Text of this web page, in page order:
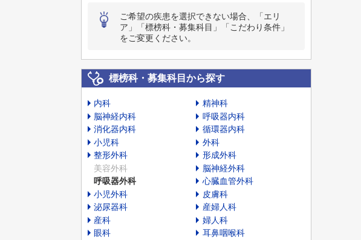
ご希望の疾患を選択できない場合、「エリ
ア」「標榜科・募集科目」「こだわり条件」
をご変更ください。
標榜科・募集科目から探す
内科
精神科
脳神経内科
呼吸器内科
消化器内科
循環器内科
小児科
外科
整形外科
形成外科
美容外科
脳神経外科
呼吸器外科
心臓血管外科
小児外科
皮膚科
泌尿器科
産婦人科
産科
婦人科
眼科
耳鼻咽喉科